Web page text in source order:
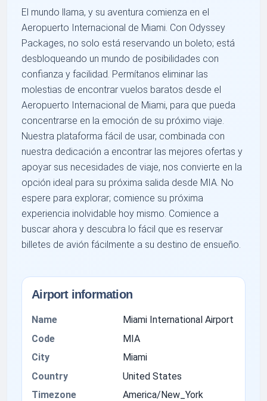
El mundo llama, y su aventura comienza en el
Aeropuerto Internacional de Miami. Con Odyssey
Packages, no solo está reservando un boleto; está
desbloqueando un mundo de posibilidades con
confianza y facilidad. Permítanos eliminar las
molestias de encontrar vuelos baratos desde el
Aeropuerto Internacional de Miami, para que pueda
concentrarse en la emoción de su próximo viaje.
Nuestra plataforma fácil de usar, combinada con
nuestra dedicación a encontrar las mejores ofertas y
apoyar sus necesidades de viaje, nos convierte en la
opción ideal para su próxima salida desde MIA. No
espere para explorar; comience su próxima
experiencia inolvidable hoy mismo. Comience a
buscar ahora y descubra lo fácil que es reservar
billetes de avión fácilmente a su destino de ensueño.
Airport information
Name
Miami International Airport
Code
MIA
City
Miami
Country
United States
Timezone
America/New_York